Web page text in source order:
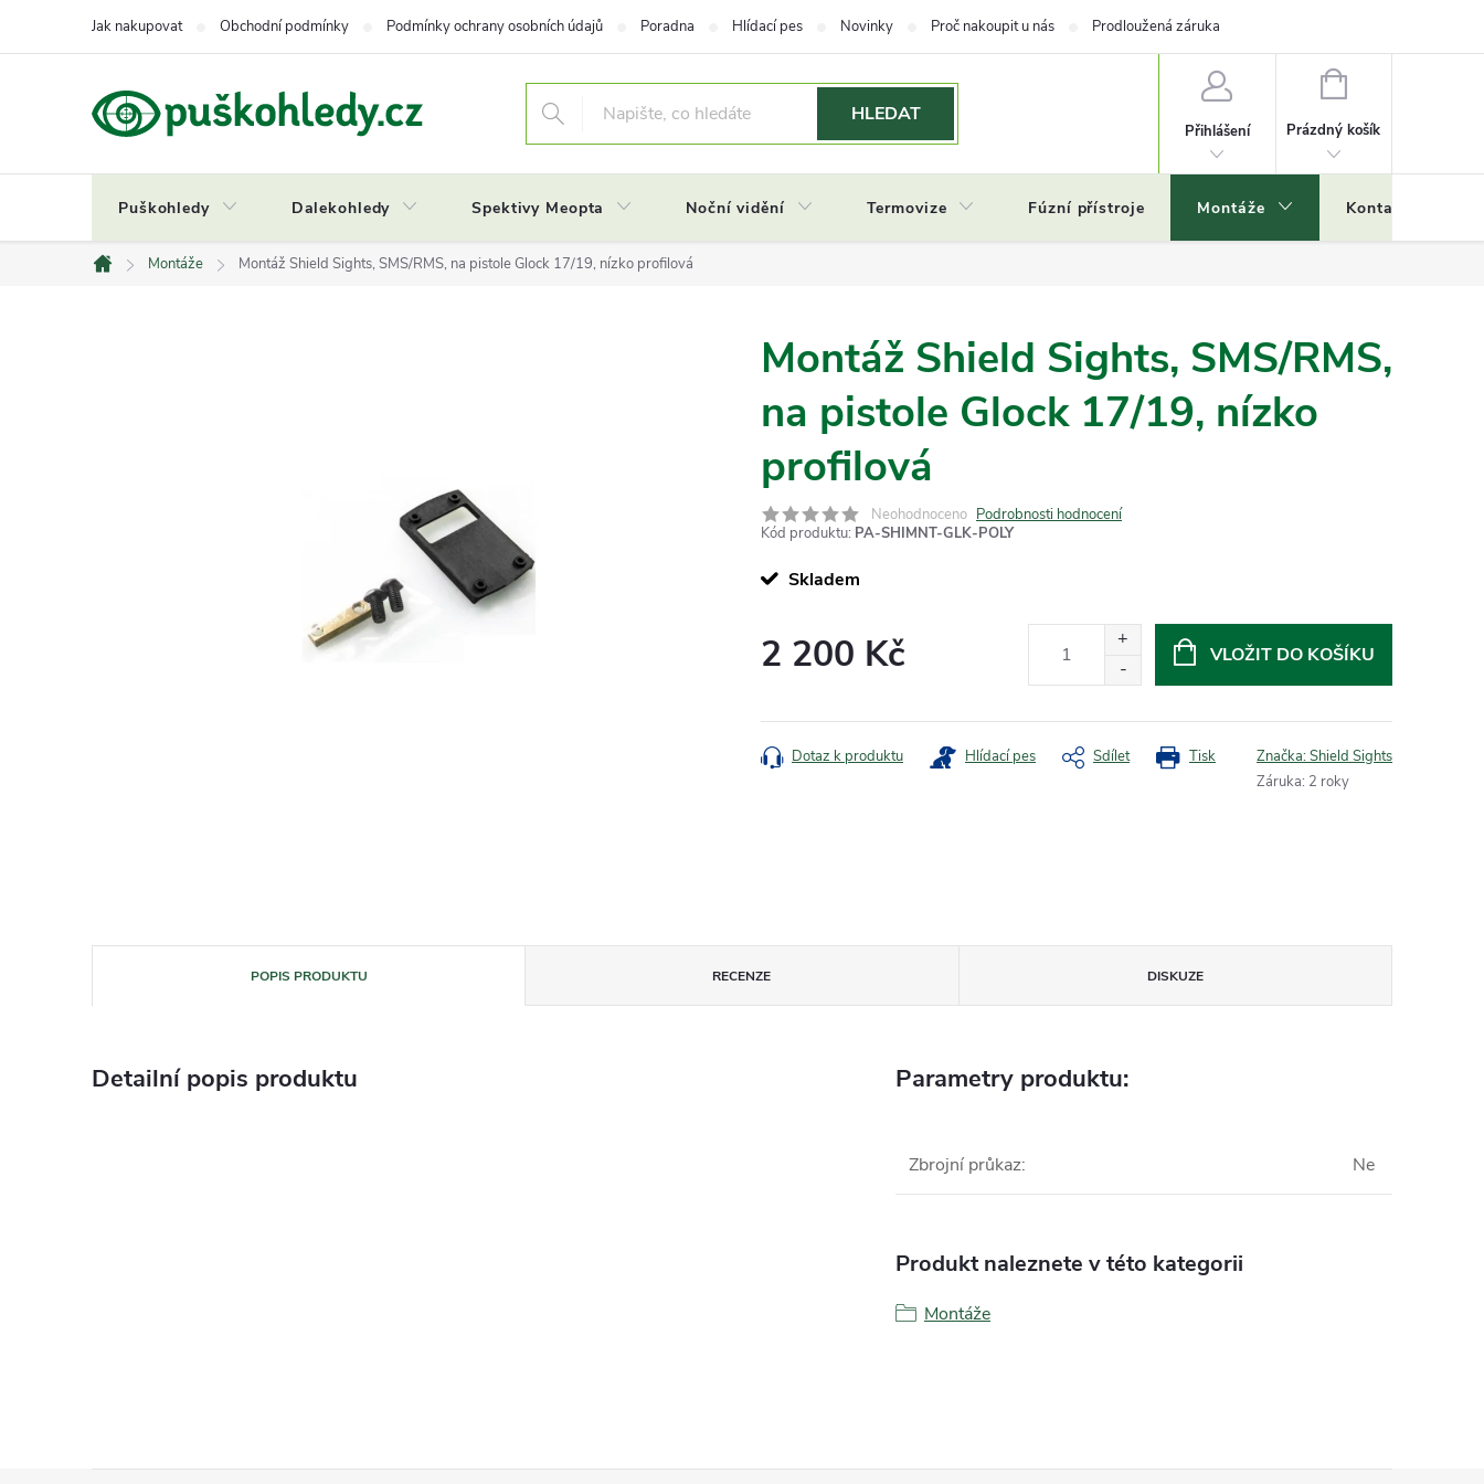
Jak nakupovat Obchodní podmínky Podmínky ochrany osobních údajů Poradna Hlídací pes Novinky Proč nakoupit u nás Prodloužená záruka
HLEDAT
Přihlášení
NÁKUPNÍ
Prázdný košík
Puškohledy Dalekohledy Spektivy Meopta Noční vidění Termovize Fúzní přístroje Montáže Kontakty
Domů
Montáže Montáž Shield Sights, SMS/RMS, na pistole Glock 17/19, nízko profilová
Montáž Shield Sights, SMS/RMS,
na pistole Glock 17/19, nízko
profilová
Neohodnoceno Podrobnosti hodnocení
Kód produktu: PA-SHIMNT-GLK-POLY
Skladem
2 200 Kč VLOŽIT DO KOŠÍKU
Tisk
Dotaz k produktu Hlídací pes Sdílet Značka:Shield Sights
Záruka: 2 roky
POPIS PRODUKTU RECENZE DISKUZE
Detailní popis produktu Parametry produktu:
Zbrojní průkaz: Ne
Produkt naleznete v této kategorii
Montáže